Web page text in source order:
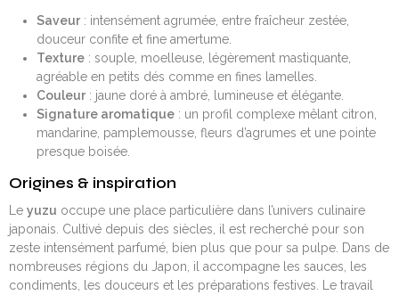
Saveur: intensément agrumée, entre fraîcheur zestée,
douceur confite et fine amertume.
Texture: souple, moelleuse, légèrement mastiquante,
agréable en petits dés comme en fines lamelles.
Couleur: jaune doré à ambré, lumineuse et élégante.
Signature aromatique: un profil complexe mêlant citron,
mandarine, pamplemousse, fleurs d’agrumes et une pointe
presque boisée.
Origines & inspiration
Le yuzu occupe une place particulière dans l’univers culinaire
japonais. Cultivé depuis des siècles, il est recherché pour son
zeste intensément parfumé, bien plus que pour sa pulpe. Dans de
nombreuses régions du Japon, il accompagne les sauces, les
condiments, les douceurs et les préparations festives. Le travail